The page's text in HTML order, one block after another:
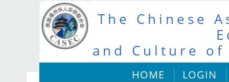
The Chinese
and Culture of
HOME LOGIN